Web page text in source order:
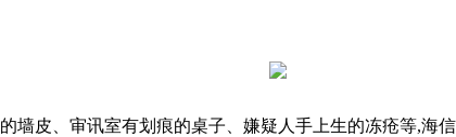
皮、审讯室有划痕的桌子、嫌疑人手上生的冻疮等,海